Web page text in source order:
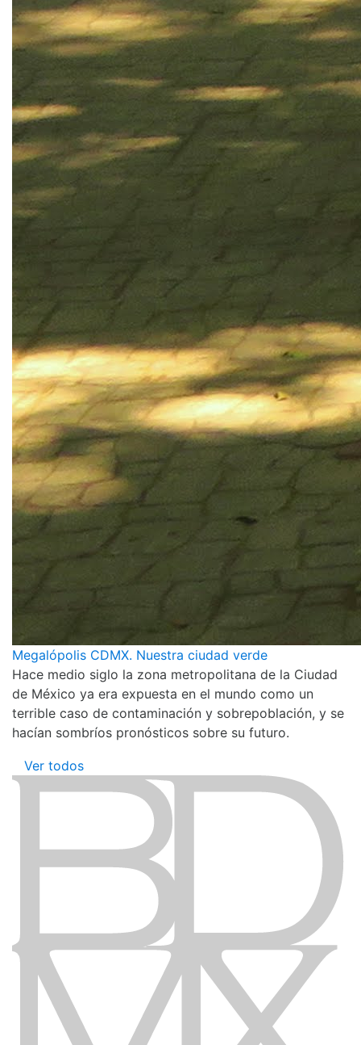
Megalópolis CDMX. Nuestra ciudad verde
Hace medio siglo la zona metropolitana de la Ciudad
de México ya era expuesta en el mundo como un
terrible caso de contaminación y sobrepoblación, y se
hacían sombríos pronósticos sobre su futuro.
Ver todos